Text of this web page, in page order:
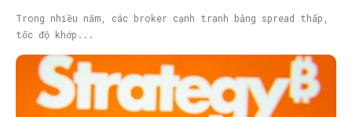
Trong nhiều năm, các broker cạnh tranh bằng spread thấp,
tốc độ khớp...